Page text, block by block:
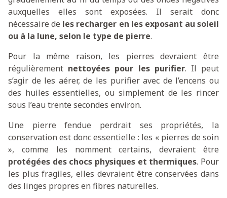
auxquelles elles sont exposées. Il serait donc
nécessaire de les recharger en les exposant au soleil
ou à la lune, selon le type de pierre.
Pour la même raison, les pierres devraient être
régulièrement nettoyées pour les purifier. Il peut
s’agir de les aérer, de les purifier avec de l’encens ou
des huiles essentielles, ou simplement de les rincer
sous l’eau trente secondes environ.
Une pierre fendue perdrait ses propriétés, la
conservation est donc essentielle : les « pierres de soin
», comme les nomment certains, devraient être
protégées des chocs physiques et thermiques. Pour
les plus fragiles, elles devraient être conservées dans
des linges propres en fibres naturelles.